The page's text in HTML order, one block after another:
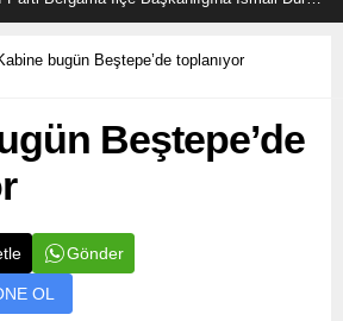
bugün Beştepe’de toplanıyor
Beştepe’de
Gönder
OL